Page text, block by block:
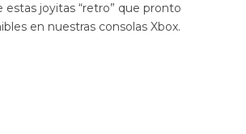
estas joyitas “retro” que pronto
en nuestras consolas Xbox.